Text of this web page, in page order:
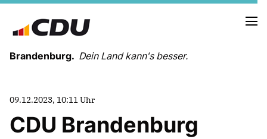
Brandenburg. Dein Land kann's besser.
09.12.2023, 10:11 Uhr
CDU Brandenburg